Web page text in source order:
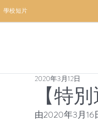
學校短片
【特
2020年3月12日
由2020年3月